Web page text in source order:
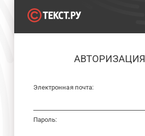
АВТОРИЗАЦИЯ
Электронная почта:
Пароль: